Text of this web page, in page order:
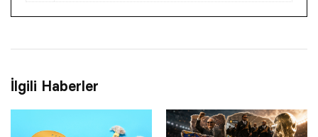
İlgili Haberler